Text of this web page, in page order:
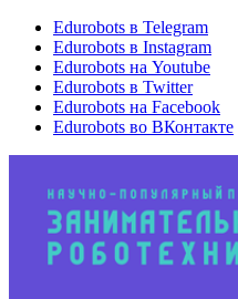
Edurobots в Telegram
Edurobots в Instagram
Edurobots на Youtube
Edurobots в Twitter
Edurobots на Facebook
Edurobots во ВКонтакте